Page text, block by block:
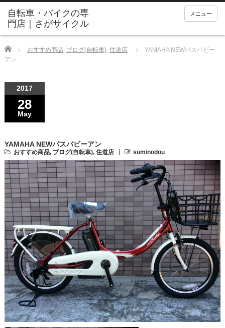
メニュー
Home おすすめ商品, ブログ(自転車), 住道店
YAMAHA NEWパスバビー
アン
2017
28
May
YAMAHA NEWパスバビーアン
おすすめ商品, ブログ(自転車), 住道店 suminodou